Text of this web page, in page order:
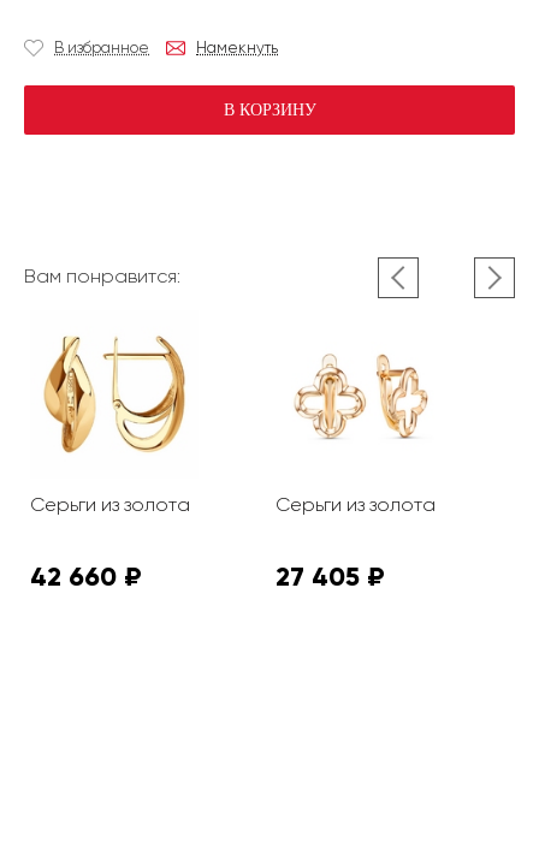
В избранное Намекнуть
В КОРЗИНУ
Вам понравится:
Серьги из золота
42 660 ₽
Серьги из золота
27 405 ₽